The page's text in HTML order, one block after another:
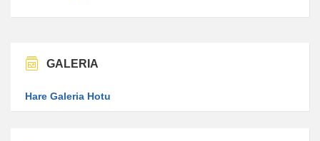
GALERIA
Hare Galeria Hotu